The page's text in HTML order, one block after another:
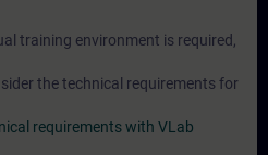
training environment is required,
the technical requirements for
requirements with VLab